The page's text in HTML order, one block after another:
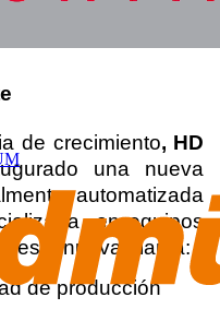
de crecimiento, HD
una nueva
automatizada
en equipos
esta nueva planta:
de producción